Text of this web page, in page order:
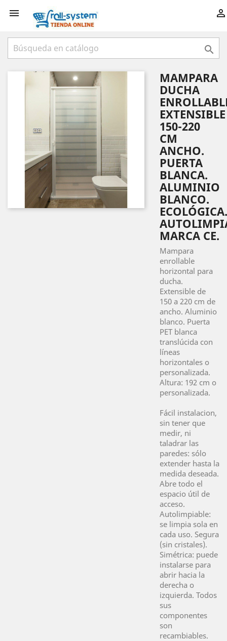
 

MAMPARA
DUCHA
EXTENSIBLE
150-220
CM
ANCHO.
PUERTA
BLANCA.
ALUMINIO
BLANCO.
ECOLÓGICA.
MARCA CE.
Mampara
enrollable
horizontal para
ducha.
Extensible de
150 a 220 cm de
ancho. Aluminio
blanco. Puerta
PET blanca
translúcida con
líneas
horizontales o
personalizada.
Altura: 192 cm o
personalizada.
Fácil instalacion,
sin tener que
medir, ni
taladrar las
paredes: sólo
extender hasta la
medida deseada.
Abre todo el
espacio útil de
acceso.
Autolimpiable:
se limpia sola en
cada uso. Segura
(sin cristales).
Simétrica: puede
instalarse para
abrir hacia la
derecha o
izquierda. Todos
sus
componentes
son
recambiables.